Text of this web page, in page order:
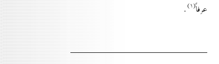
عرفاً(۱) .